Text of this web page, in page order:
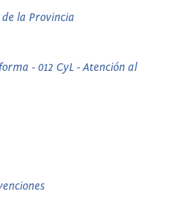
la Provincia
- 012 CyL - Atención al